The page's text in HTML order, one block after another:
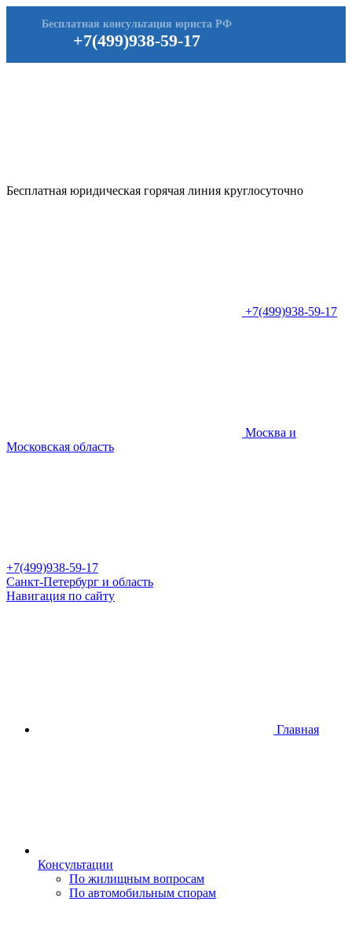
+7(499)938-59-17
Бесплатная консультация юриста РФ
Бесплатная юридическая горячая линия круглосуточно
+7(499)938-59-17
Москва и
Московская область
+7(499)938-59-17
Санкт-Петербург и область
Навигация по сайту
Главная
Консультации
По жилищным вопросам
По автомобильным спорам